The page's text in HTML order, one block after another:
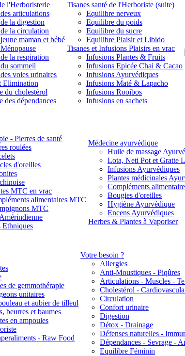
l'Herboristerie
articulations
la digestion
la circulation
maman et bébé
la respiration
sommeil
voies urinaires
Elimination
du cholestérol
des dépendances
Tisanes santé de l'Herboriste (suite)
Equilibre nerveux
Equilibre du poids
Equilibre du sucre
Equilibre Plaisir et Libido
Tisanes et Infusions Plaisirs en vrac
Infusions Plantes & Fruits
Infusions Epicée Chai & Cacao
Infusions Ayurvédiques
Infusions Maté & Lapacho
Infusions Rooibos
Infusions en sachets
- Pierres de santé
roulées
d'oreilles
MTC en vrac
alimentaires MTC
MTC
Ethniques
Médecine ayurvédique
Huile de massage
Lota, Neti Pot et Gratte
Infusions Ayurvédiques
Plantes médicinales
Compléments
Bougies d'oreilles
Hygiène Ayurvédique
Encens Ayurvédiques
Herbes & Plantes à Vaporiser
de gemmothérapie
unitaires
et aubier de tilleul
beurres et baumes
en ampoules
- Raw Food
Votre besoin ?
Allergies
Anti-Moustiques - Piqûres
Articulations - Muscles -
Cholestérol -
Circulation
Confort urinaire
Digestion
Détox - Drainage
Défenses naturelles -
Dépendances - Sevrage -
Equilibre Féminin